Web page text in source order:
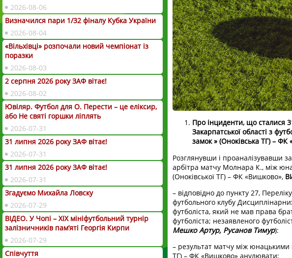
Про інциденти, що сталися
Закарпатської області з
замок » (Оноківська ТГ) –
Розглянувши і проаналізувавши
арбітра матчу Молнара К., між
(Оноківської ТГ) – ФК «Вишково»,
– відповідно до пункту 27,
футбольного клубу
футболіста, який не мав права
футболіста; незаявленого
Мешко Артур, Русанов Тимур):
– результат матчу між
ТГ) – ФК «Вишково» анулювати;
2026-08-06
Визначился пари 1/32 фіналу Кубка України
2026-08-04
«Вільхівці» розпочали новий чемпіонат із
поразки
2026-08-03
2 серпня 2026 року ЗАФ вітає!
2026-08-02
Ювіляр. Футбол для О. Перести – це еліксир,
або Не святі горшки ліплять
2026-07-31
31 липня 2026 року ЗАФ вітає!
2026-07-31
31 липня 2026 року ЗАФ вітає!
2026-07-31
Згадуємо Михайла Ловску
2026-07-29
ВІДЕО. У Чопі – ХІХ мініфутбольний турнір
залізничників пам’яті Георгія Кирпи
2026-07-29
Співчуття